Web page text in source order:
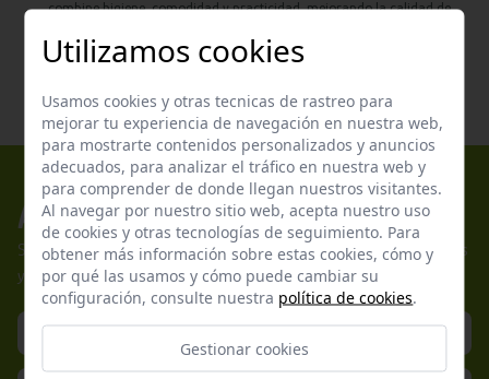
combine higiene, comodidad y practicidad, mejorando la calidad de
Apúntate a nuestros boletines
Suscríbete a nuestra newsletter y no te pierdas nuestras ofertas
y promociones exclusivas.
Utilizamos cookies
Usamos cookies y otras tecnicas de rastreo para
mejorar tu experiencia de navegación en nuestra web,
para mostrarte contenidos personalizados y anuncios
adecuados, para analizar el tráfico en nuestra web y
para comprender de donde llegan nuestros visitantes.
Al navegar por nuestro sitio web, acepta nuestro uso
de cookies y otras tecnologías de seguimiento. Para
obtener más información sobre estas cookies, cómo y
por qué las usamos y cómo puede cambiar su
configuración, consulte nuestra política de cookies.
Gestionar cookies